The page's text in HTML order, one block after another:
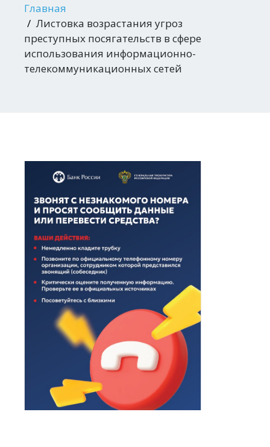
Главная
Листовка возрастания угроз
преступных посягательств в сфере
использования информационно-
телекоммуникационных сетей